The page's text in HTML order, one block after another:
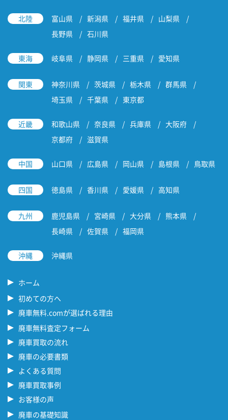
北陸 富山県 新潟県 福井県
山梨県
長野県
石川県
東海 岐阜県 静岡県 三重県 愛知県
関東 神奈川県 茨城県 栃木県
群馬県
埼玉県
千葉県 東京都
近畿 和歌山県 奈良県 兵庫県
大阪府
京都府
滋賀県
中国 山口県 広島県 岡山県 島根県 鳥取県
四国 徳島県 香川県 愛媛県 高知県
九州 鹿児島県 宮崎県 大分県
熊本県
長崎県
佐賀県 福岡県
沖縄 沖縄県
ホーム
初めての方へ
廃車無料.comが選ばれる理由
廃車無料査定フォーム
廃車買取の流れ
廃車の必要書類
よくある質問
廃車買取事例
お客様の声
廃車の基礎知識